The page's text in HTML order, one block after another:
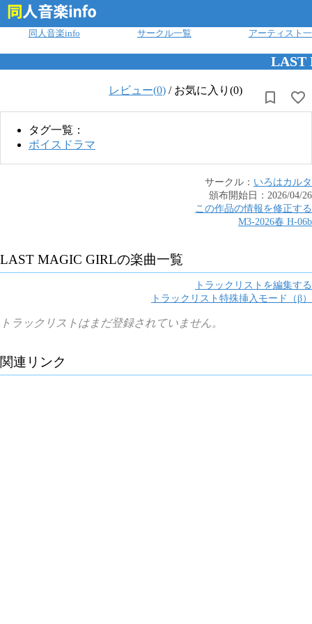
同人音楽info サークル一覧 アーティスト
LAST
レビュー(0) / お気に入り(0)
タグ一覧：
ボイスドラマ
サークル： いろはカルタ
頒布開始日： 2026/04/26
この作品の情報を修正する
M3-2026春 H-06b
LAST MAGIC GIRLの楽曲一覧
トラックリストを編集する
トラックリスト特殊挿入モード（β）
トラックリストはまだ登録されていません。
関連リンク